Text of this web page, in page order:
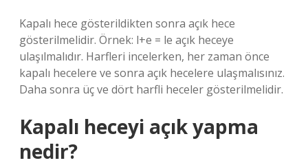
Kapalı hece gösterildikten sonra açık hece
gösterilmelidir. Örnek: l+e = le açık heceye
ulaşılmalıdır. Harfleri incelerken, her zaman önce
kapalı hecelere ve sonra açık hecelere ulaşmalısınız.
Daha sonra üç ve dört harfli heceler gösterilmelidir.
Kapalı heceyi açık yapma
nedir?